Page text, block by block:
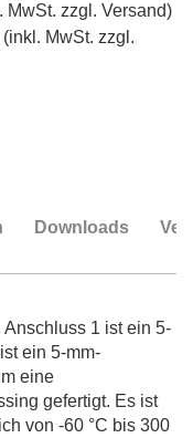
MwSt. zzgl. Versand)
(inkl. MwSt. zzgl.
Downloads
1 ist ein 5-
ein 5-mm-
eine
gefertigt. Es ist
von -60 °C bis 300